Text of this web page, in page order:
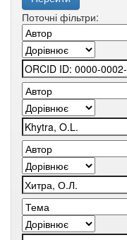
Поточні фільтри: